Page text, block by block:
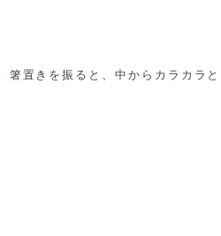
箸置きを振ると、中からカラカラと